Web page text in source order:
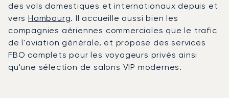
des vols domestiques et internationaux depuis et
vers Hambourg. Il accueille aussi bien les
compagnies aériennes commerciales que le trafic
de l'aviation générale, et propose des services
FBO complets pour les voyageurs privés ainsi
qu'une sélection de salons VIP modernes.